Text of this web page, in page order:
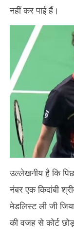
नहीं कर पाई हैं।
उल्लेखनीय है कि
नंबर एक किदांबी
मेडलिस्ट ली जी
की वजह से कोर्ट